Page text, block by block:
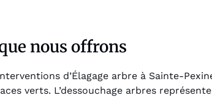
nous offrons
d’Élagage arbre à Sainte-
verts. L’dessouchage arbres